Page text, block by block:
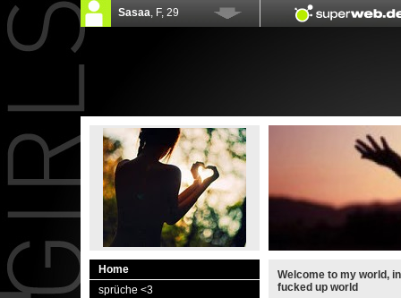
Home
sprüche <3
Welcome to my world,
fucked up world